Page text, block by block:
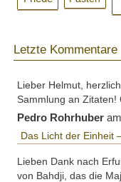
Letzte Kommentare
Lieber Helmut,
Sammlung an Zitaten!
Pedro Rohrhuber am
Das Licht der Einheit
Lieben Dank nach
von Bahdji, das die